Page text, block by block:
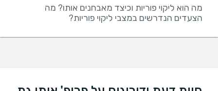
מה הוא ליקוי פוריות וכיצד מאבחנים אותו? מה
הצעדים הנדרשים במצבי ליקוי פוריות?